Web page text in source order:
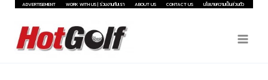
Skip
content
ADVERTISEMENT WORK WITH US | ร่วมงานกับเรา ABOUT US CONTACT US นโยบายความเป็นส่วนตัว